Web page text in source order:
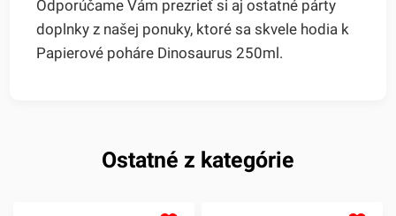
Odporúčame Vám prezrieť si aj ostatné párty
doplnky z našej ponuky, ktoré sa skvele hodia k
Papierové poháre Dinosaurus 250ml.
Ostatné z kategórie